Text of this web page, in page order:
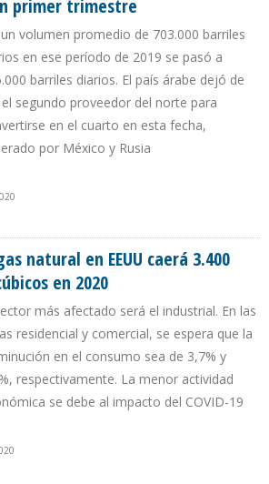
primer trimestre
volumen promedio de 703.000 barriles
en ese período de 2019 se pasó a
barriles diarios. El país árabe dejó de
segundo proveedor del norte para
en el cuarto en esta fecha,
por México y Rusia
natural en EEUU caerá 3.400
en 2020
más afectado será el industrial. En las
residencial y comercial, se espera que la
en el consumo sea de 3,7% y
respectivamente. La menor actividad
se debe al impacto del COVID-19